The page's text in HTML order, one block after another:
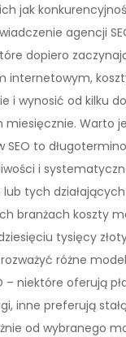
jak
agencji
dopiero
internetowym,
i wynosić od kilku
miesięcznie. Warto
SEO to
i
tych
branżach koszty
tysięcy
różne
– niektóre oferują
inne preferują
od wybranego